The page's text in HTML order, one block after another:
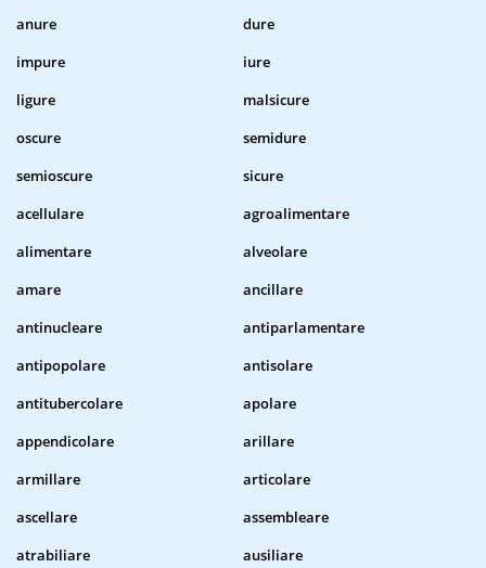
anure
dure
impure
iure
ligure
malsicure
oscure
semidure
semioscure
sicure
acellulare
agroalimentare
alimentare
alveolare
amare
ancillare
antinucleare
antiparlamentare
antipopolare
antisolare
antitubercolare
apolare
appendicolare
arillare
armillare
articolare
ascellare
assembleare
atrabiliare
ausiliare